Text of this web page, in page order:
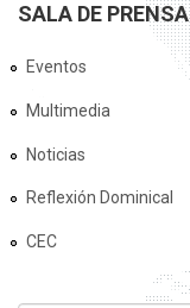
SALA DE PRENSA
Eventos
Multimedia
Noticias
Reflexión Dominical
CEC